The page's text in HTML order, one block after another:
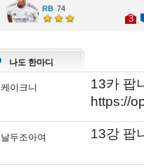
74
3
나도 한마디
케이크니
13카 팝
https://
날두조아여 13강 팝